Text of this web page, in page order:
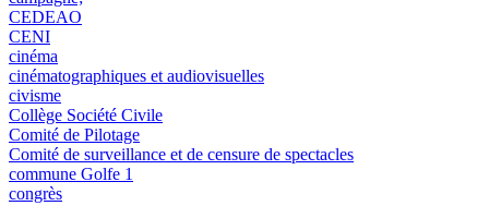
CEDEAO
CENI
cinéma
cinématographiques et audiovisuelles
civisme
Collège Société Civile
Comité de Pilotage
Comité de surveillance et de censure de spectacles
commune Golfe 1
congrès